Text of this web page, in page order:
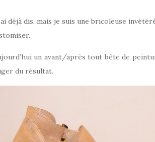
déjà dis, mais je suis une bricoleuse
un avant/après tout bête de
du résultat.